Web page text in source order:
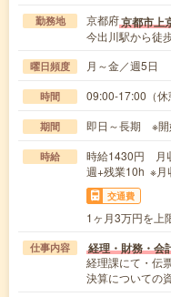
勤務地 京都府京都市上
今出川駅から徒
曜日頻度 月～金／週5日
時間 09:00-17:00（
期間 即日～長期 ※開
時給
時給1430円 月
週+残業10h ※月
交通費
1ヶ月3万円を上
仕事内容 経理・財務・会
経理課にて・伝
決算についての